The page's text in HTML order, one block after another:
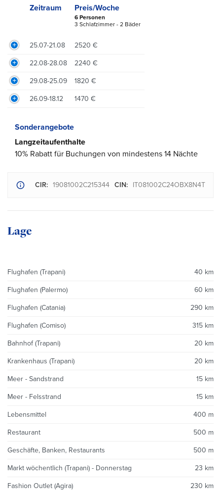
Zeitraum Preis/Woche
6 Personen
3 Schlafzimmer - 2 Bäder
25.07-21.08 2520 €
22.08-28.08 2240 €
29.08-25.09 1820 €
26.09-18.12 1470 €
Sonderangebote
Langzeitaufenthalte
10% Rabatt für Buchungen von mindestens 14 Nächte
CIR: 19081002C215344 CIN: IT081002C24OBX8N4T
Lage
Flughafen (Trapani) 40 km
Flughafen (Palermo) 60 km
Flughafen (Catania) 290 km
Flughafen (Comiso) 315 km
Bahnhof (Trapani) 20 km
Krankenhaus (Trapani) 20 km
Meer - Sandstrand 15 km
Meer - Felsstrand 15 km
Lebensmittel 400 m
Restaurant 500 m
Geschäfte, Banken, Restaurants 500 m
Markt wöchentlich (Trapani) - Donnerstag 23 km
Fashion Outlet (Agira) 230 km